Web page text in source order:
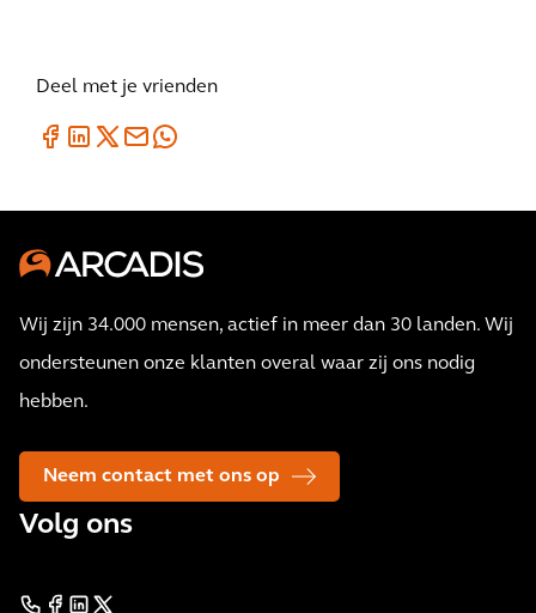
Deel met je vrienden
Wij zijn 34.000 mensen, actief in meer dan 30 landen. Wij
ondersteunen onze klanten overal waar zij ons nodig
hebben.
Neem contact met ons op
Volg ons